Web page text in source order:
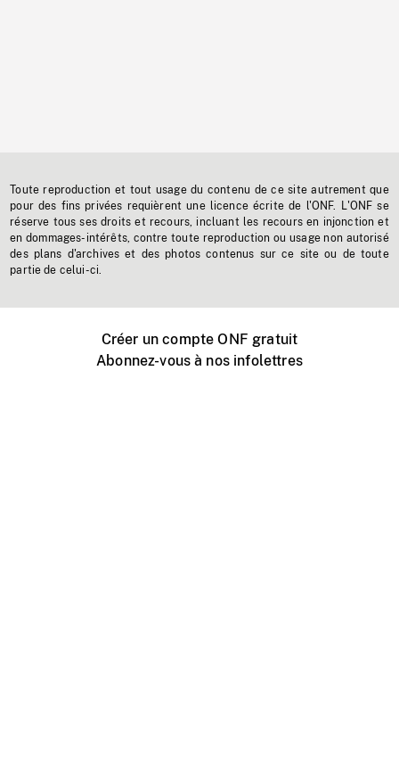
Toute reproduction et tout usage du contenu de ce site autrement que
pour des fins privées requièrent une licence écrite de l'ONF. L'ONF se
réserve tous ses droits et recours, incluant les recours en injonction et
en dommages-intérêts, contre toute reproduction ou usage non autorisé
des plans d'archives et des photos contenus sur ce site ou de toute
partie de celui-ci.
Créer un compte ONF gratuit
Abonnez-vous à nos infolettres